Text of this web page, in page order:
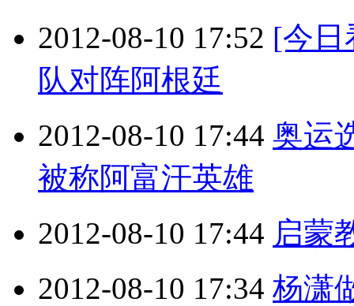
2012-08-10 17:52 [今日
队对阵阿根廷
2012-08-10 17:44 奥运
被称阿富汗英雄
2012-08-10 17:44 启蒙
2012-08-10 17:34 杨潇